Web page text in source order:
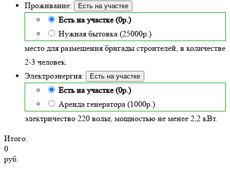
Проживание:
Есть на участке
Есть на участке (0р.)
Нужная бытовка (25000р.)
место для размещения бригады строителей, в количестве
2-3 человек.
Электроэнергия:
Есть на участке
Есть на участке (0р.)
Аренда генератора (1000р.)
электричество 220 вольт, мощностью не менее 2,2 кВт.
Итого:
0
руб.